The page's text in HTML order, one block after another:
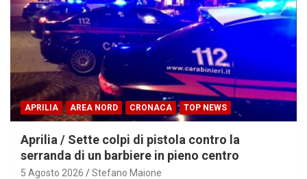
APRILIA AREA NORD CRONACA TOP NEWS
Aprilia / Sette colpi di pistola contro la
serranda di un barbiere in pieno centro
5 Agosto 2026 Stefano Maione